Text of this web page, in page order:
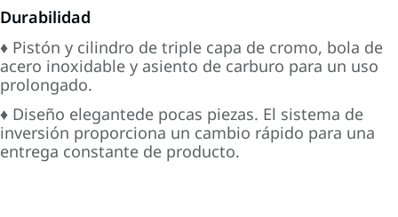
Durabilidad
♦ Pistón y cilindro de triple capa de cromo, bola de
acero inoxidable y asiento de carburo para un uso
prolongado.
♦ Diseño elegantede pocas piezas. El sistema de
inversión proporciona un cambio rápido para una
entrega constante de producto.